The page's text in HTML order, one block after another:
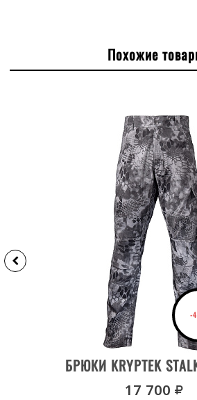
Похожие
ВЫБРАТЬ
-
БРЮКИ KRYPTEK
17 700